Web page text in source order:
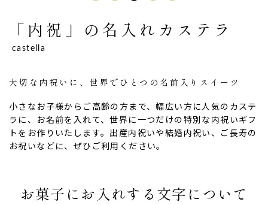
「内祝」の名入れカステラ
castella
大切な内祝いに、世界でひとつの名前入りスイーツ
小さなお子様からご高齢の方まで、幅広い方に人気のカステ
ラに、お名前を入れて、世界に一つだけの特別な内祝いギフ
トをお作りいたします。出産内祝いや結婚内祝い、ご長寿の
お祝いなどに、ぜひご利用ください。
お菓子にお入れする文字について